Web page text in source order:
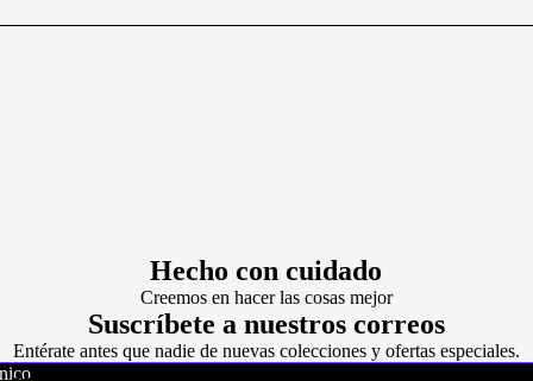
Hecho con cuidado
Creemos en hacer las cosas mejor
Suscríbete a nuestros correos
Entérate antes que nadie de nuevas colecciones y ofertas especiales.